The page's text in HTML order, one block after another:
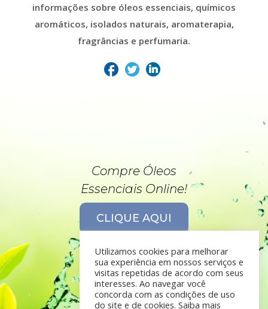
informações sobre óleos essenciais, químicos
aromáticos, isolados naturais, aromaterapia,
fragrâncias e perfumaria.
Compre Óleos
Essenciais Online!
CLIQUE AQUI
Utilizamos cookies para melhorar
sua experiência em nossos serviços e
visitas repetidas de acordo com seus
interesses. Ao navegar você
concorda com as condições de uso
do site e de cookies. Saiba mais